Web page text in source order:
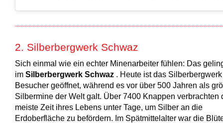
2. Silberbergwerk Schwaz
Sich einmal wie ein echter Minenarbeiter fühlen: Das
im Silberbergwerk Schwaz . Heute ist das
Besucher geöffnet, während es vor über 500 Jahren als
Silbermine der Welt galt. Über 7400 Knappen verbrachten
meiste Zeit ihres Lebens unter Tage, um Silber an die
Erdoberfläche zu befördern. Im Spätmittelalter war die